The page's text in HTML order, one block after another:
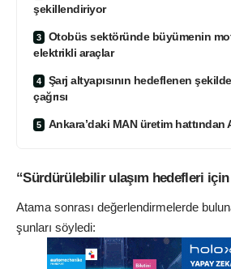
şekillendiriyor
Otobüs sektöründe büyümenin
elektrikli araçlar
Şarj altyapısının hedeflenen
çağrısı
Ankara’daki MAN üretim
“Sürdürülebilir ulaşım hedefleri
Atama sonrası değerlendirmelerde
şunları söyledi: